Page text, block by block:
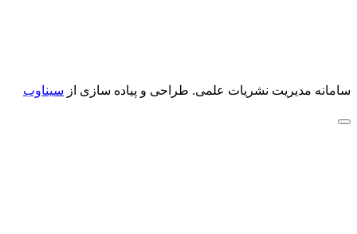
سامانه مدیریت نشریات علمی. طراحی و پیاده سازی از سیناوب